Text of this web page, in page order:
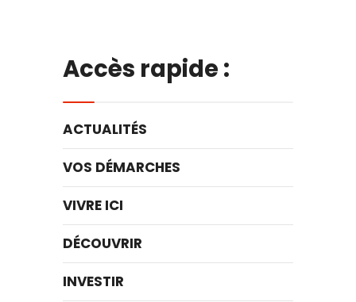
Accès rapide :
ACTUALITÉS
VOS DÉMARCHES
VIVRE ICI
DÉCOUVRIR
INVESTIR